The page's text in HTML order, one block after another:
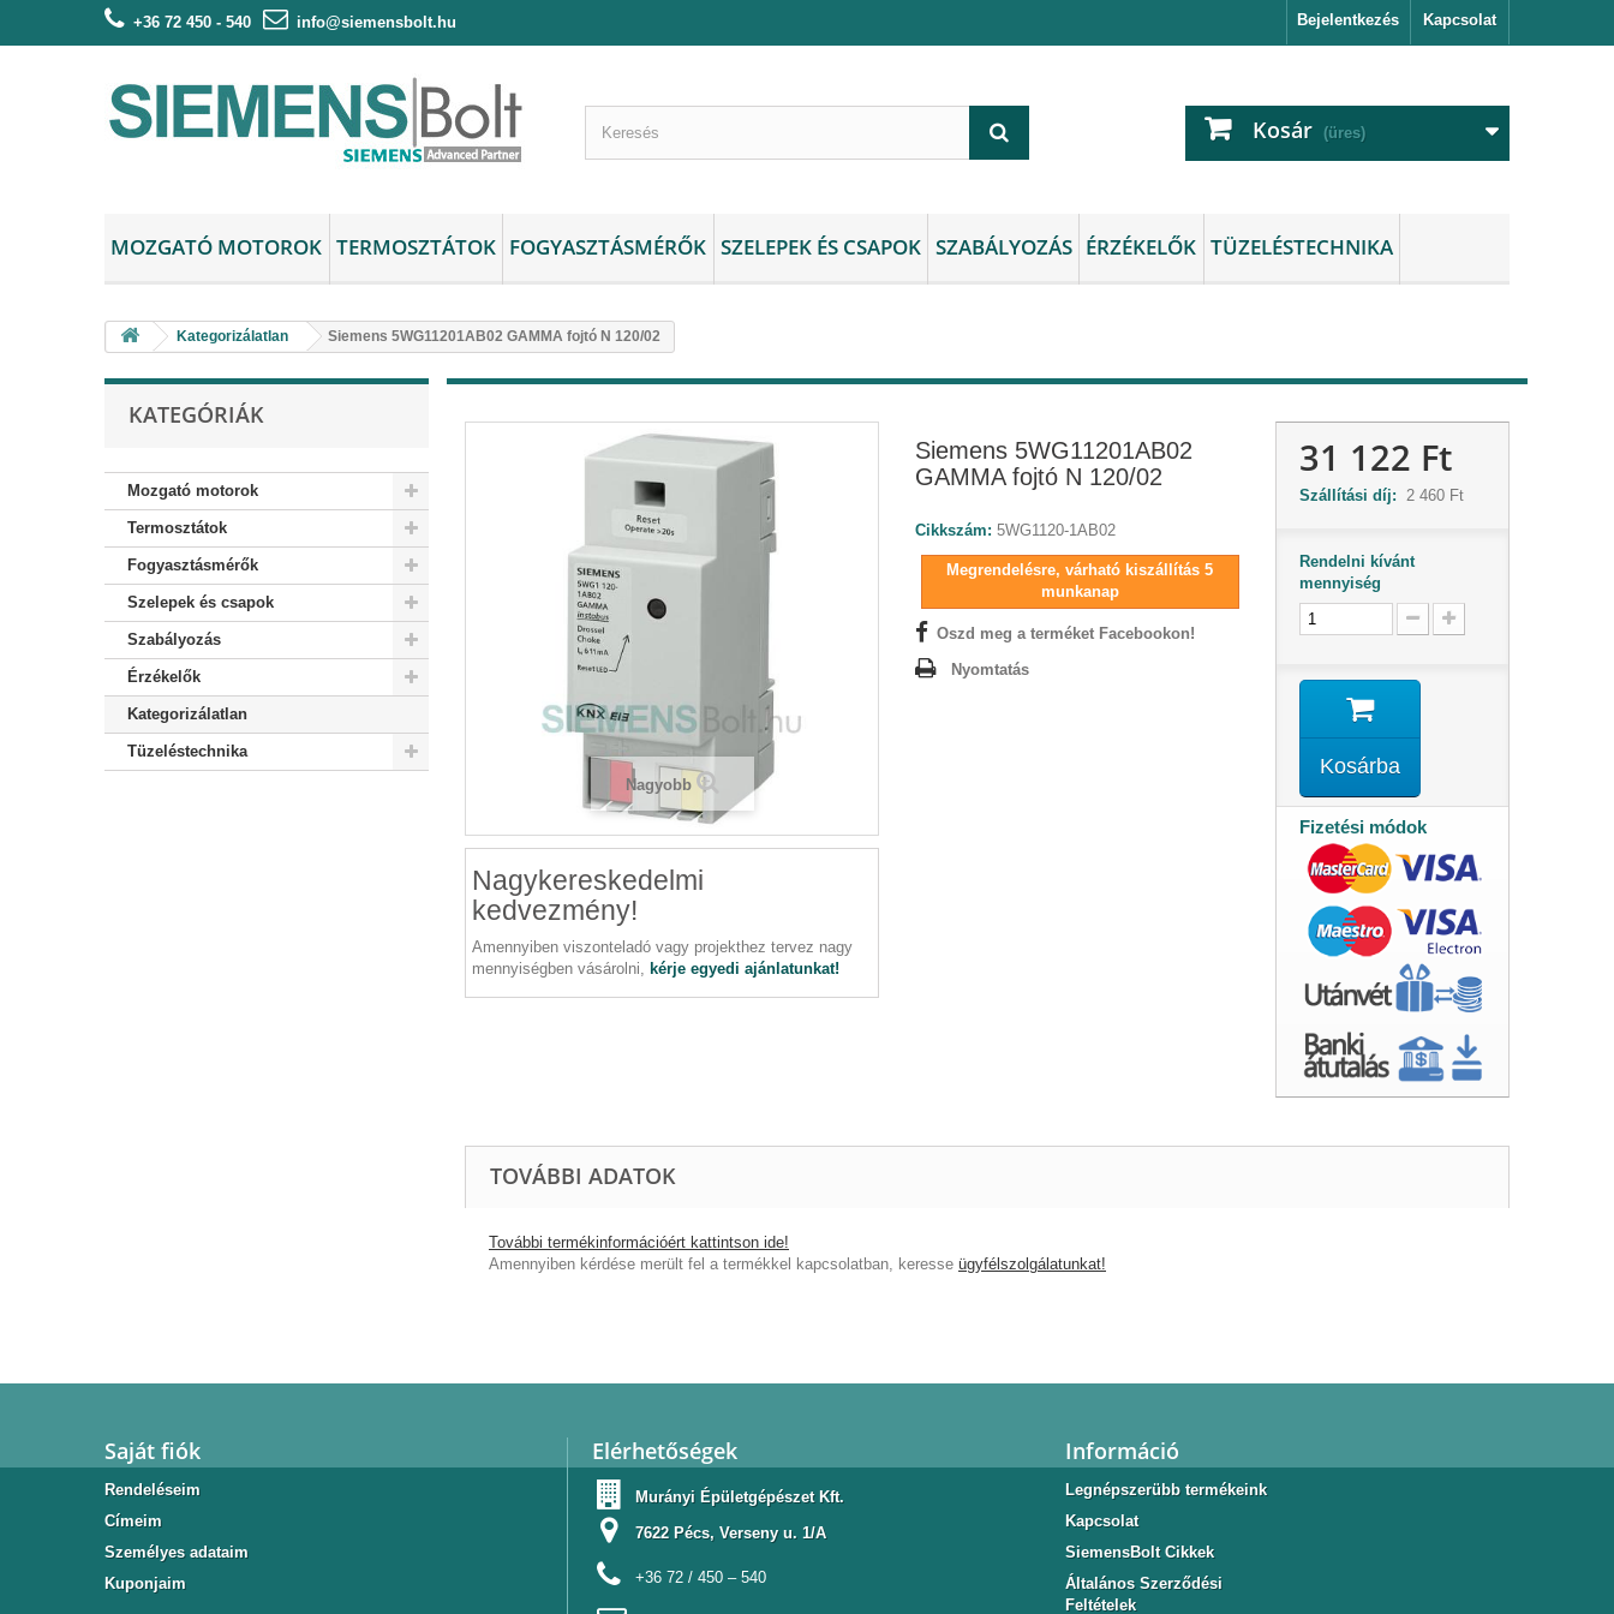
Kapcsolat
+36 72 450 - 540 info@siemensbolt.hu Bejelentkezés
Kosár (üres)
MOZGATÓ MOTOROK TERMOSZTÁTOK FOGYASZTÁSMÉRŐK SZELEPEK ÉS CSAPOK SZABÁLYOZÁS ÉRZÉKELŐK TÜZELÉSTECHNIKA
Kategorizálatlan Siemens 5WG11201AB02 GAMMA fojtó N 120/02
KATEGÓRIÁK
Mozgató motorok
Termosztátok
Fogyasztásmérők
Szelepek és csapok
Szabályozás
Érzékelők
Kategorizálatlan
Tüzeléstechnika
Nagyobb
Nagykereskedelmi
kedvezmény!
Amennyiben viszonteladó vagy projekthez tervez nagy
mennyiségben vásárolni, kérje egyedi ajánlatunkat!
Siemens 5WG11201AB02
GAMMA fojtó N 120/02
Cikkszám: 5WG1120-1AB02
Megrendelésre, várható kiszállítás 5
munkanap
Oszd meg a terméket Facebookon!
Nyomtatás
31 122 Ft
Szállítási díj: 2 460 Ft
Rendelni kívánt
mennyiség
Kosárba
Fizetési módok
TOVÁBBI ADATOK
További termékinformációért kattintson ide!
Amennyiben kérdése merült fel a termékkel kapcsolatban, keresse ügyfélszolgálatunkat!
Saját fiók
Rendeléseim
Címeim
Személyes adataim
Kuponjaim
Elérhetőségek
Murányi Épületgépészet Kft.
7622 Pécs, Verseny u. 1/A
+36 72 / 450 – 540
Információ
Legnépszerübb termékeink
Kapcsolat
SiemensBolt Cikkek
Általános Szerződési
Feltételek